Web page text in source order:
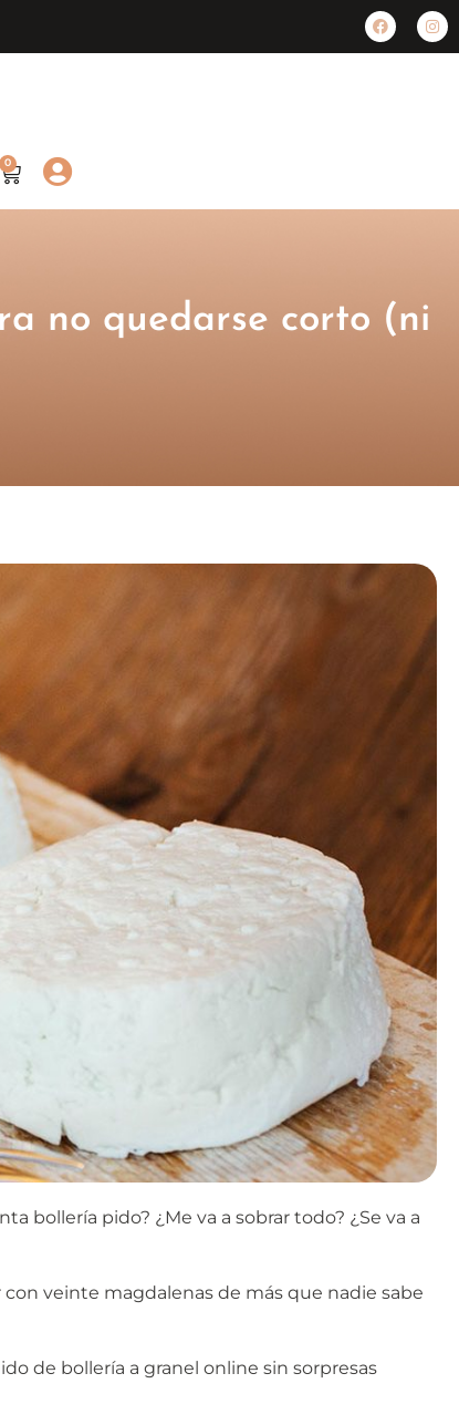
0
no quedarse corto (ni
bollería pido? ¿Me va a sobrar todo? ¿Se va a
veinte magdalenas de más que nadie sabe
de bollería a granel online sin sorpresas